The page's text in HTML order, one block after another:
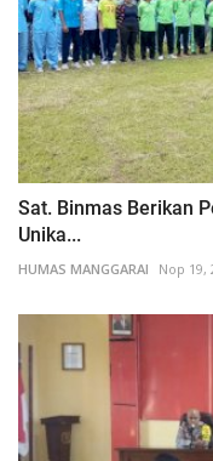
Sat. Binmas Berikan
Unika...
HUMAS MANGGARAI Nop 19,